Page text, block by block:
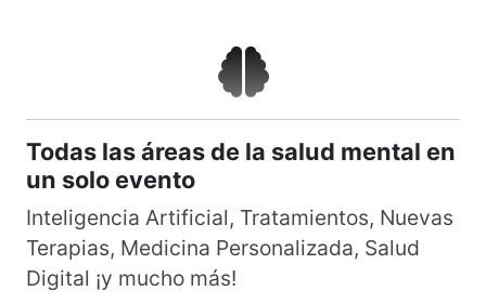
Todas las áreas de la salud mental en
un solo evento
Inteligencia Artificial, Tratamientos, Nuevas
Terapias, Medicina Personalizada, Salud
Digital ¡y mucho más!